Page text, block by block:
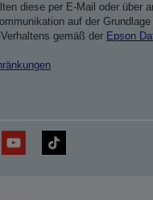
diese per E-Mail oder über
auf der
gemäß der Epson